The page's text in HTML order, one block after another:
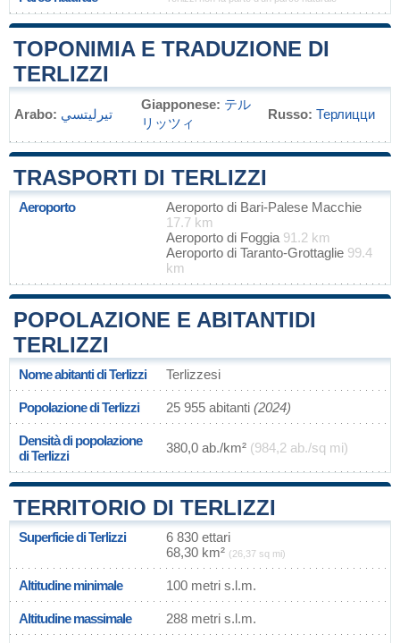
TOPONIMIA E TRADUZIONE DI
TERLIZZI
Arabo: تيرليتسي
Giapponese: テル
リッツィ
Russo: Терлицци
TRASPORTI DI TERLIZZI
Aeroporto
Aeroporto di Bari-Palese Macchie
17.7 km
Aeroporto di Foggia 91.2 km
Aeroporto di Taranto-Grottaglie 99.4
km
POPOLAZIONE E ABITANTIDI
TERLIZZI
Nome abitanti di Terlizzi Terlizzesi
Popolazione di Terlizzi 25 955 abitanti (2024)
Densità di popolazione
di Terlizzi
380,0 ab./km² (984,2 ab./sq mi)
TERRITORIO DI TERLIZZI
Superficie di Terlizzi
6 830 ettari
68,30 km² (26,37 sq mi)
Altitudine minimale 100 metri s.l.m.
Altitudine massimale 288 metri s.l.m.